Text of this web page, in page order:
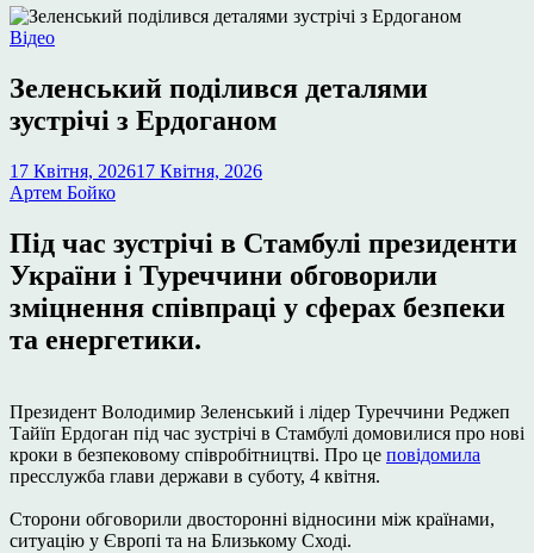
Опублікувати
Відео
Зеленський поділився деталями
зустрічі з Ердоганом
17 Квітня, 202617 Квітня, 2026
Артем Бойко
Під час зустрічі в Стамбулі президенти
України і Туреччини обговорили
зміцнення співпраці у сферах безпеки
та енергетики.
Президент Володимир Зеленський і лідер Туреччини Реджеп
Тайїп Ердоган під час зустрічі в Стамбулі домовилися про нові
кроки в безпековому співробітництві. Про це повідомила
пресслужба глави держави в суботу, 4 квітня.
Сторони обговорили двосторонні відносини між країнами,
ситуацію у Європі та на Близькому Сході.